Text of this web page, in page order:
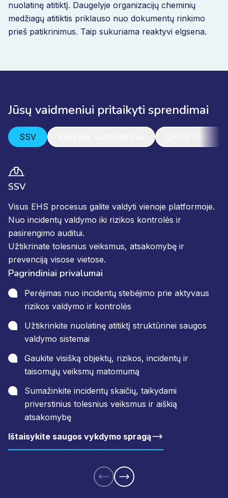
nuolatinę atitiktį. Daugelyje organizacijų cheminių
medžiagų atitiktis priklauso nuo dokumentų rinkimo
prieš patikrinimus. Taip sukuriama reaktyvi elgsena.
Jūsų vaidmeniui pritaikyti sprendimai
SSV
SSV
Visus EHS procesus galite valdyti vienoje platformoje.
Nuo incidentų valdymo iki rizikos kontrolės ir
pasirengimo auditui.
Užtikrinate tolesnius veiksmus, atsakomybę ir
prevenciją visose vietose.
Pagrindiniai privalumai
Perėjimas nuo incidentų stebėjimo prie aktyvaus
rizikos valdymo ir kontrolės
Užtikrinkite nuolatinę atitiktį struktūrinei saugos
valdymo sistemai
Gaukite visišką objektų, rizikos, incidentų ir
taisomųjų veiksmų matomumą
Sumažinkite incidentų skaičių, taikydami
priverstinius tolesnius veiksmus ir aiškią
atsakomybę
Ištaisykite saugos vykdymo spragą